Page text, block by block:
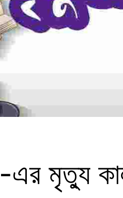
মৃত্যু